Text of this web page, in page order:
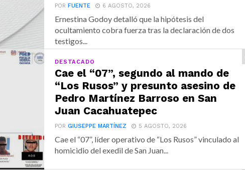
PORFUENTE 6 AGOSTO, 2026
Ernestina Godoy detalló que la hipótesis del
ocultamiento cobra fuerza tras la declaración de dos
testigos...
DESTACADO
Cae el “07”, segundo al mando de
“Los Rusos” y presunto asesino de
Pedro Martínez Barroso en San
Juan Cacahuatepec
PORGIUSEPPE MARTÍNEZ 5 AGOSTO, 2026
Cae el “07”, líder operativo de “Los Rusos” vinculado al
homicidio del exedil de San Juan...